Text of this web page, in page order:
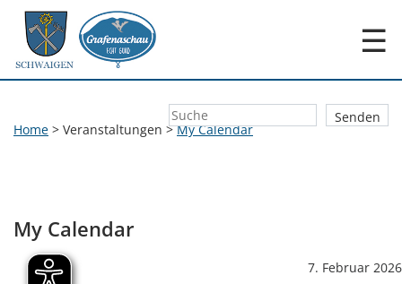
☰
Home > Veranstaltungen >My Calendar
My Calendar
7. Februar 2026